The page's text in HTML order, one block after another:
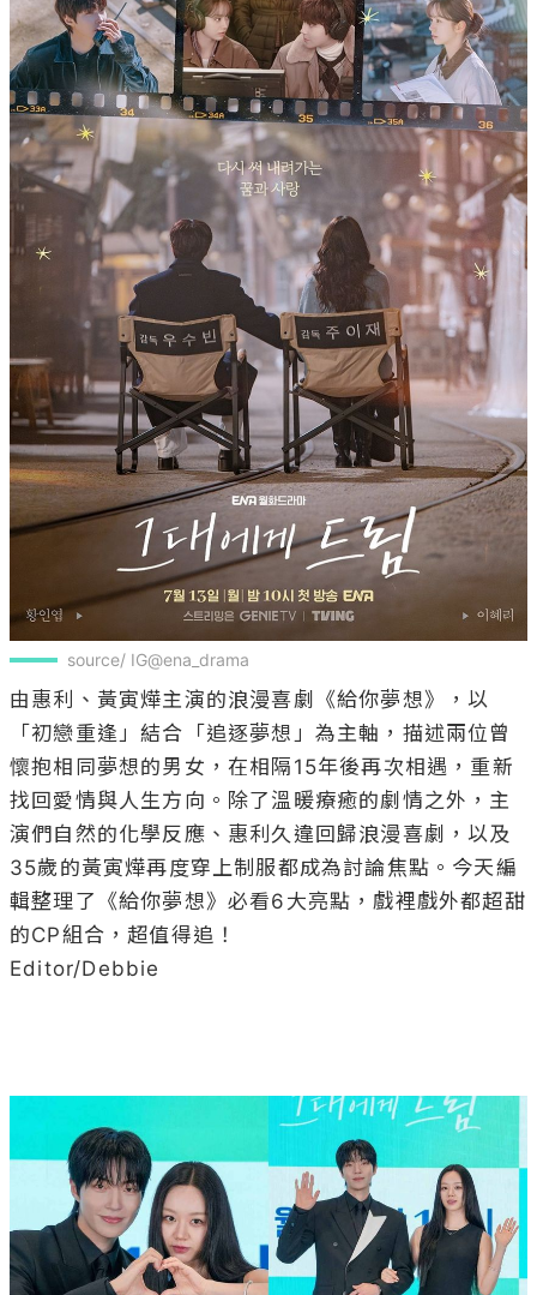
source/ IG@ena_drama
由惠利、黃寅燁主演的浪漫喜劇《給你夢想》，以
「初戀重逢」結合「追逐夢想」為主軸，描述兩位曾
懷抱相同夢想的男女，在相隔15年後再次相遇，重新
找回愛情與人生方向。除了溫暖療癒的劇情之外，主
演們自然的化學反應、惠利久違回歸浪漫喜劇，以及
35歲的黃寅燁再度穿上制服都成為討論焦點。今天編
輯整理了《給你夢想》必看6大亮點，戲裡戲外都超甜
的CP組合，超值得追！
Editor/Debbie